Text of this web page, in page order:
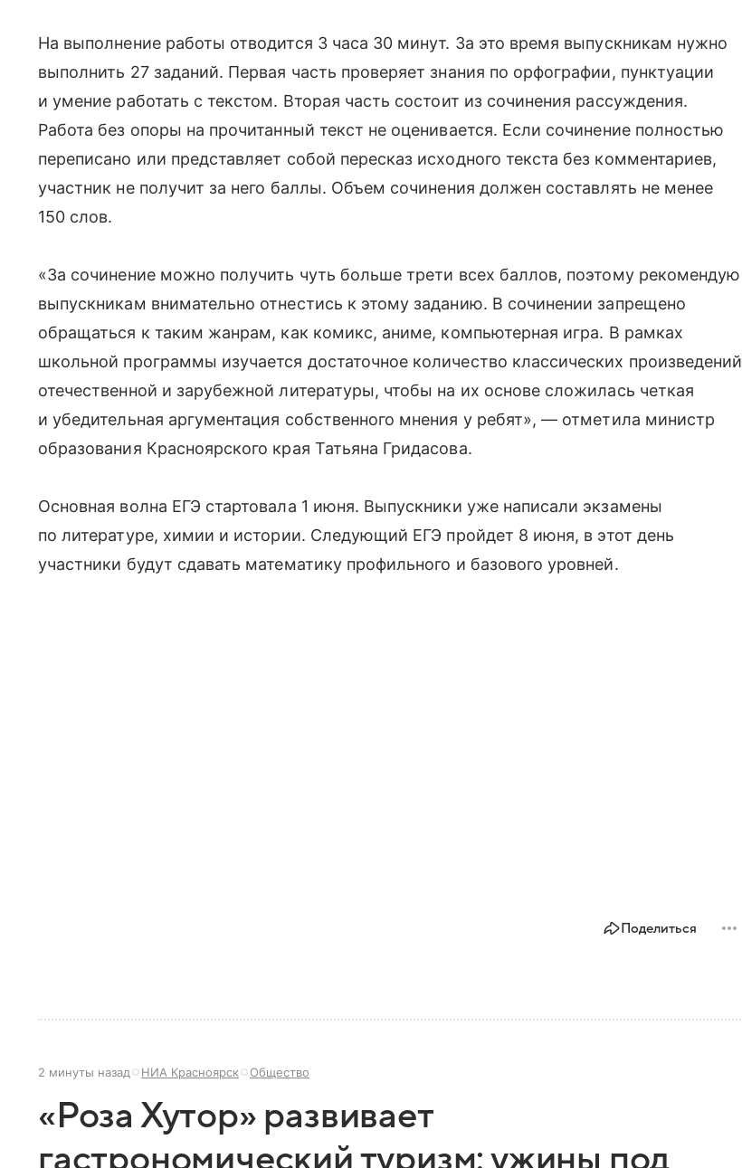
На выполнение работы отводится 3 часа 30 минут. За это время выпускникам нужно
выполнить 27 заданий. Первая часть проверяет знания по орфографии, пунктуации
и умение работать с текстом. Вторая часть состоит из сочинения рассуждения.
Работа без опоры на прочитанный текст не оценивается. Если сочинение полностью
переписано или представляет собой пересказ исходного текста без комментариев,
участник не получит за него баллы. Объем сочинения должен составлять не менее
150 слов.
«За сочинение можно получить чуть больше трети всех баллов, поэтому рекомендую
выпускникам внимательно отнестись к этому заданию. В сочинении запрещено
обращаться к таким жанрам, как комикс, аниме, компьютерная игра. В рамках
школьной программы изучается достаточное количество классических произведений
отечественной и зарубежной литературы, чтобы на их основе сложилась четкая
и убедительная аргументация собственного мнения у ребят», — отметила министр
образования Красноярского края Татьяна Гридасова.
Основная волна ЕГЭ стартовала 1 июня. Выпускники уже написали экзамены
по литературе, химии и истории. Следующий ЕГЭ пройдет 8 июня, в этот день
участники будут сдавать математику профильного и базового уровней.
Поделиться
2 минуты назад НИА Красноярск Общество
«Роза Хутор» развивает
гастрономический туризм: ужины под